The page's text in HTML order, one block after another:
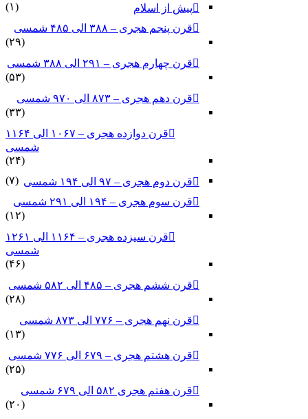
پیش از اسلام
(۱)
قرن پنجم هجری – ۳۸۸ الی ۴۸۵ شمسی
(۲۹)
قرن چهارم هجری – ۲۹۱ الی ۳۸۸ شمسی
(۵۳)
قرن دهم هجری – ۸۷۳ الی ۹۷۰ شمسی
(۳۳)
قرن دوازده هجری – ۱۰۶۷ الی ۱۱۶۴
شمسی
(۲۴)
قرن دوم هجری – ۹۷ الی ۱۹۴ شمسی
(۷)
قرن سوم هجری – ۱۹۴ الی ۲۹۱ شمسی
(۱۲)
قرن سیزده هجری – ۱۱۶۴ الی ۱۲۶۱
شمسی
(۴۶)
قرن ششم هجری – ۴۸۵ الی ۵۸۲ شمسی
(۲۸)
قرن نهم هجری – ۷۷۶ الی ۸۷۳ شمسی
(۱۳)
قرن هشتم هجری – ۶۷۹ الی ۷۷۶ شمسی
(۲۵)
قرن هفتم هجری ۵۸۲ الی ۶۷۹ شمسی
(۲۰)